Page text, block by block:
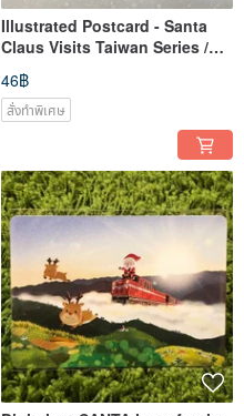
Illustrated Postcard - Santa
Claus Visits Taiwan Series /
Jiufen Mountain Town
46฿
สั่งทำพิเศษ